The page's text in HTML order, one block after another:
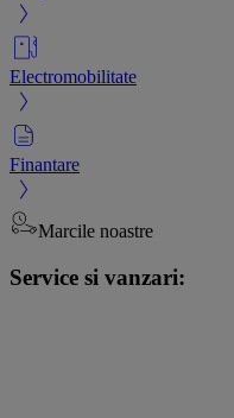
Electromobilitate
Finantare
Marcile noastre
Service si vanzari: